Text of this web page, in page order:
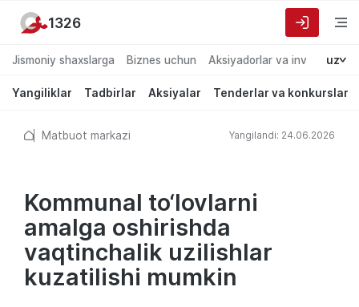
Jismoniy shaxslarga Biznes uchun Aksiyadorlar va investorlarga
uz
Yangiliklar Tadbirlar Aksiyalar Tenderlar va konkurslar
1326
Matbuot markazi Yangilandi: 24.06.2026
Kommunal to‘lovlarni
amalga oshirishda
vaqtinchalik uzilishlar
kuzatilishi mumkin